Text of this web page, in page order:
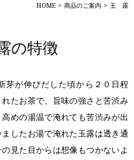
HOME 商品のご案内 玉 露
の特徴
芽が伸びだした頃から２０日程
たお茶で、旨味の強さと苦渋み
めの湯温で淹れても苦渋みが出
したお湯で淹れた玉露は透き通
見た目からは想像もつかないよ